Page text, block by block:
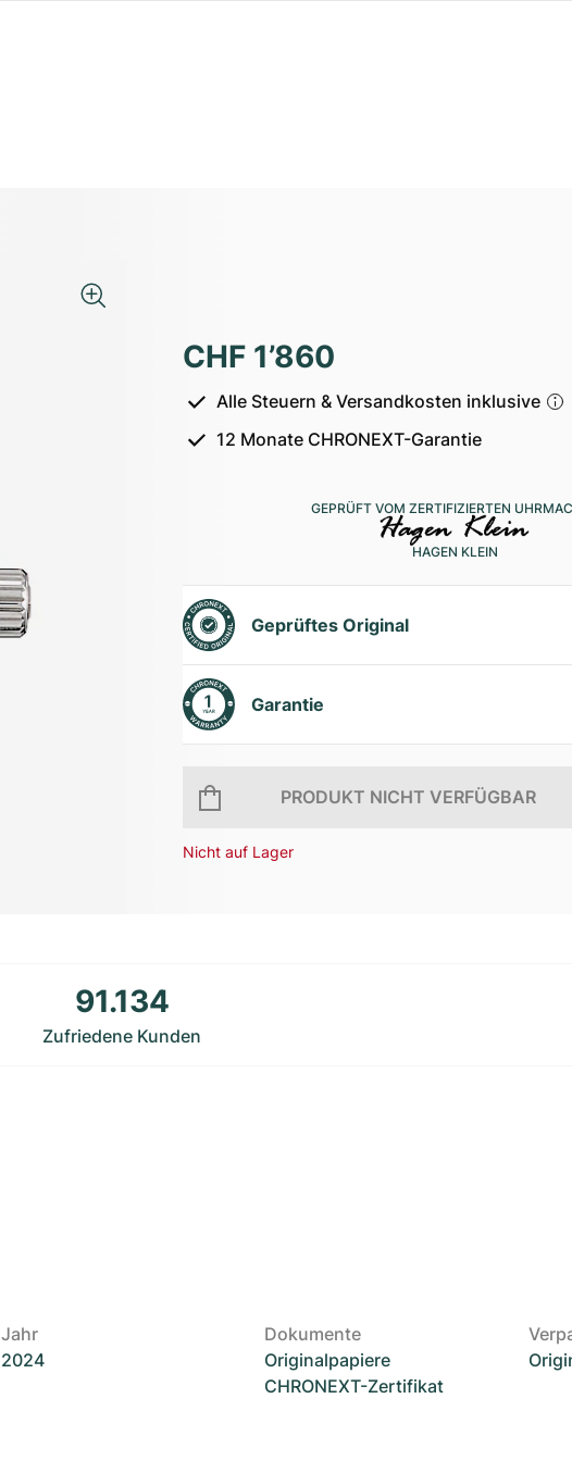
CHF 1’860
Alle Steuern & Versandkosten inklusive
12 Monate CHRONEXT-Garantie
GEPRÜFT VOM ZERTIFIZIERTEN
HAGEN KLEIN
Geprüftes Original
Garantie
PRODUKT NICHT VERFÜGBAR
Nicht auf Lager
91.134
Zufriedene Kunden
Jahr
2024
Dokumente
Originalpapiere
CHRONEXT-Zertifikat